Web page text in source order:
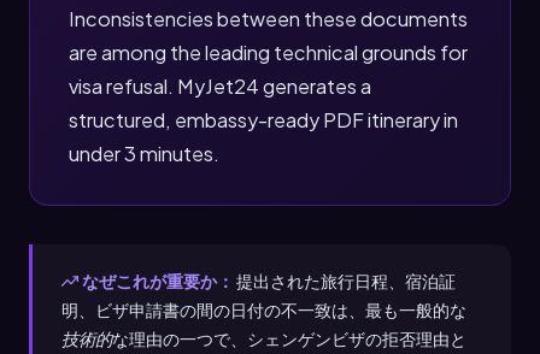
Inconsistencies between these documents
are among the leading technical grounds for
visa refusal. MyJet24 generates a
structured, embassy-ready PDF itinerary in
under 3 minutes.
なぜこれが重要か： 提出された旅行日程、宿泊証
明、ビザ申請書の間の日付の不一致は、最も一般的な
技術的な理由の一つで、シェンゲンビザの拒否理由と